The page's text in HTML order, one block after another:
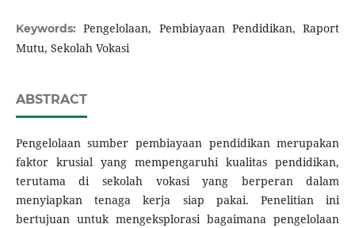
Keywords:Pengelolaan, Pembiayaan Pendidikan, Raport
Mutu, Sekolah Vokasi
ABSTRACT
Pengelolaan sumber pembiayaan pendidikan merupakan
faktor krusial yang mempengaruhi kualitas pendidikan,
terutama di sekolah vokasi yang berperan dalam
menyiapkan tenaga kerja siap pakai. Penelitian ini
bertujuan untuk mengeksplorasi bagaimana pengelolaan